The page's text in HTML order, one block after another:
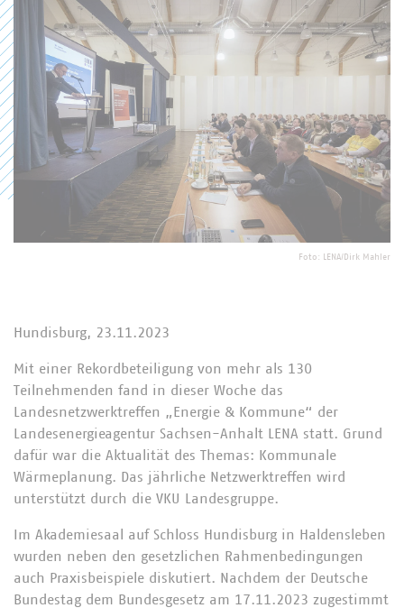
Foto: LENA/Dirk Mahler
Hundisburg, 23.11.2023
Mit einer Rekordbeteiligung von mehr als 130
Teilnehmenden fand in dieser Woche das
Landesnetzwerktreffen „Energie & Kommune“ der
Landesenergieagentur Sachsen-Anhalt LENA statt. Grund
dafür war die Aktualität des Themas: Kommunale
Wärmeplanung. Das jährliche Netzwerktreffen wird
unterstützt durch die VKU Landesgruppe.
Im Akademiesaal auf Schloss Hundisburg in Haldensleben
wurden neben den gesetzlichen Rahmenbedingungen
auch Praxisbeispiele diskutiert. Nachdem der Deutsche
Bundestag dem Bundesgesetz am 17.11.2023 zugestimmt